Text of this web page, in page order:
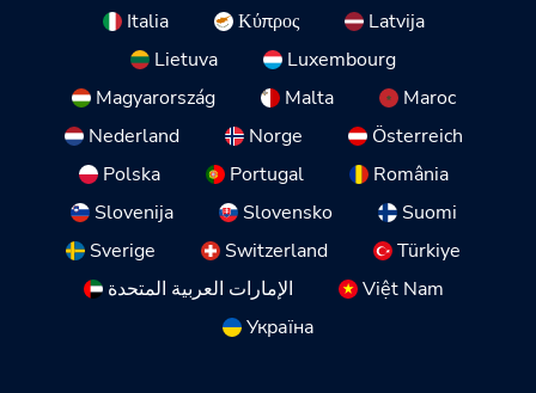
Italia
Κύπρος
Latvija
Lietuva
Luxembourg
Magyarország
Malta
Maroc
Nederland
Norge
Österreich
Polska
Portugal
România
Slovenija
Slovensko
Suomi
Sverige
Switzerland
Türkiye
الإمارات العربية المتحدة
Việt Nam
Україна